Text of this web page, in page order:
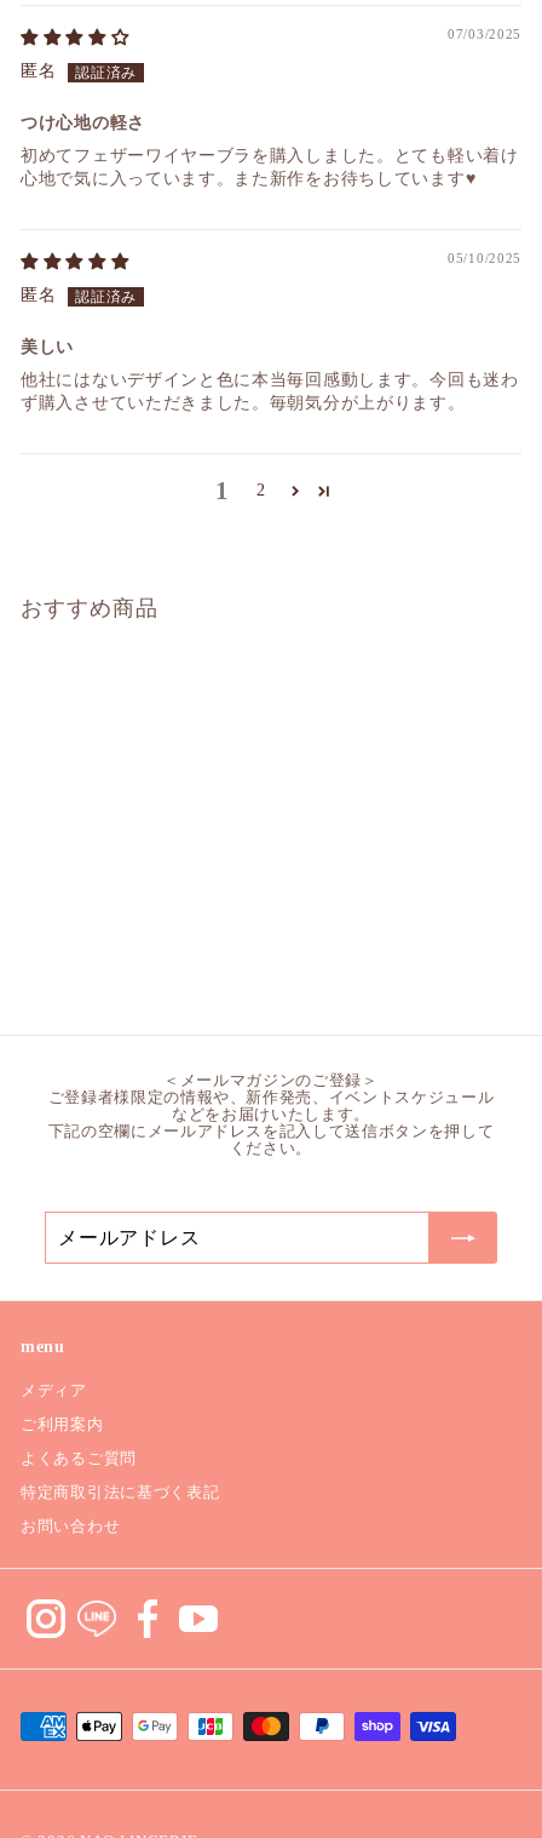
07/03/2025
匿名
つけ心地の軽さ
初めてフェザーワイヤーブラを購入しました。とても軽い着け
心地で気に入っています。また新作をお待ちしています♥️
05/10/2025
匿名
美しい
他社にはないデザインと色に本当毎回感動します。今回も迷わ
ず購入させていただきました。毎朝気分が上がります。
1 2
おすすめ商品
2
0
＜メールマガジンのご登録＞
ご登録者様限定の情報や、新作発売、イベントスケジュール
などをお届けいたします。
下記の空欄にメールアドレスを記入して送信ボタンを押して
ください。
ド
ス
menu
メディア
ご利用案内
よくあるご質問
特定商取引法に基づく表記
お問い合わせ